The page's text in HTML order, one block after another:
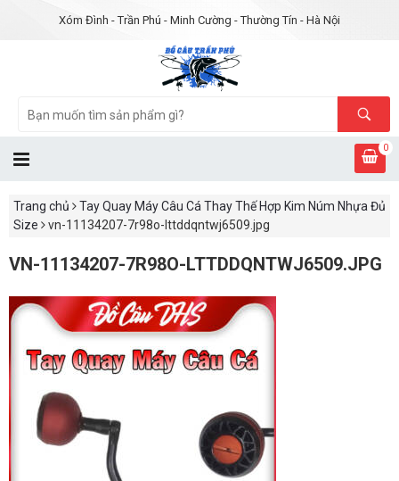
Xóm Đình - Trần Phú - Minh Cường - Thường Tín - Hà Nội
0
Trang chủ
Tay Quay Máy Câu Cá Thay Thế Hợp Kim Núm Nhựa Đủ
Size
vn-11134207-7r98o-lttddqntwj6509.jpg
VN-11134207-7R98O-LTTDDQNTWJ6509.JPG